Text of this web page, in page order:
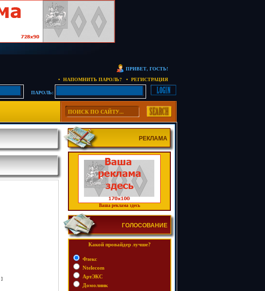
ПРИВЕТ, ГОСТЬ!
• НАПОМНИТЬ ПАРОЛЬ?
• РЕГИСТРАЦИЯ
ПАРОЛЬ:
]
РЕКЛАМА
Ваша реклама здесь
ГОЛОСОВАНИЕ
Какой провайдер лучше?
Флекс
Ntelecom
АртЭКС
Домолинк